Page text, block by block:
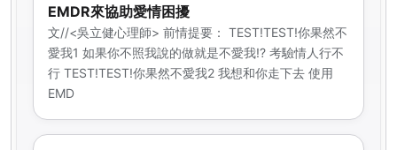
EMDR來協助愛情困擾
文//<吳立健心理師> 前情提要： TEST!TEST!你果然不
愛我1 如果你不照我說的做就是不愛我!? 考驗情人行不
行 TEST!TEST!你果然不愛我2 我想和你走下去 使用
EMD